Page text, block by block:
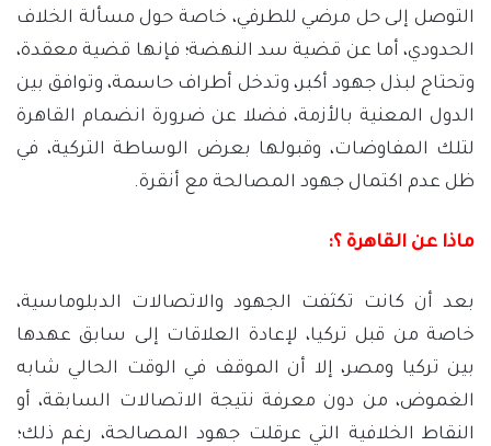
التوصل إلى حل مرضي للطرفي، خاصة حول مسألة الخلاف
الحدودي، أما عن قضية سد النهضة؛ فإنها قضية معقدة،
وتحتاج لبذل جهود أكبر، وتدخل أطراف حاسمة، وتوافق بين
الدول المعنية بالأزمة، فضلا عن ضرورة انضمام القاهرة
لتلك المفاوضات، وقبولها بعرض الوساطة التركية، في
ظل عدم اكتمال جهود المصالحة مع أنقرة.
ماذا عن القاهرة ؟:
بعد أن كانت تكثفت الجهود والاتصالات الدبلوماسية،
خاصة من قبل تركيا، لإعادة العلاقات إلى سابق عهدها
بين تركيا ومصر، إلا أن الموقف في الوقت الحالي شابه
الغموض، من دون معرفة نتيجة الاتصالات السابقة، أو
النقاط الخلافية التي عرقلت جهود المصالحة، رغم ذلك؛